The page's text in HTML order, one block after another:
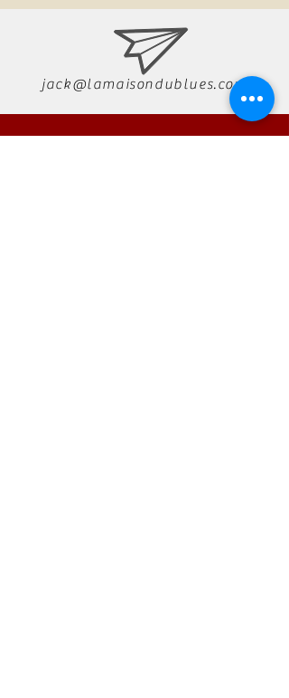
jack@lamaisondublues.com